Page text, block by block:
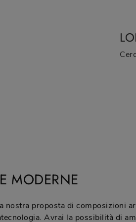
MODERNE
nostra proposta di composizioni
Avrai la possibilità di